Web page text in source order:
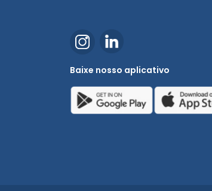
Baixe nosso aplicativo